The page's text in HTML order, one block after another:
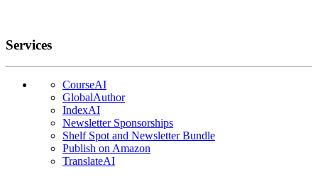
Services
CourseAI
GlobalAuthor
IndexAI
Newsletter Sponsorships
Shelf Spot and Newsletter Bundle
Publish on Amazon
TranslateAI